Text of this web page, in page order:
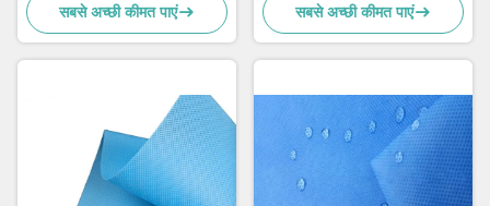
सबसे अच्छी कीमत पाएं
सबसे अच्छी कीमत पाएं